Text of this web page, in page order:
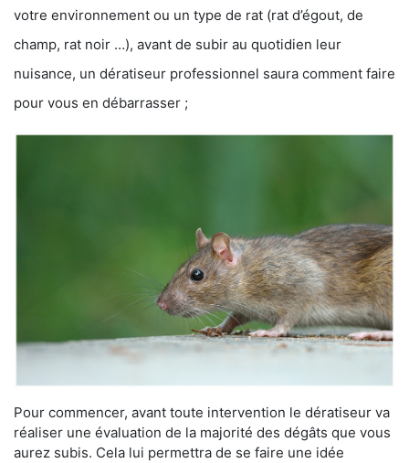
votre environnement ou un type de rat (rat d’égout, de
champ, rat noir …), avant de subir au quotidien leur
nuisance, un dératiseur professionnel saura comment faire
pour vous en débarrasser ;
Pour commencer, avant toute intervention le dératiseur va
réaliser une évaluation de la majorité des dégâts que vous
aurez subis. Cela lui permettra de se faire une idée